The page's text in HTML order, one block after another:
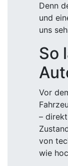
Denn
und
uns
So
Vor
–
von
wie